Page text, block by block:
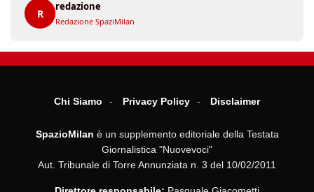
R
redazione
Redazione SpaziMilan
Chi Siamo Privacy Policy Disclaimer
SpazioMilan è un supplemento editoriale della Testata
Giornalistica "Nuovevoci"
Aut. Tribunale di Torre Annunziata n. 3 del 10/02/2011